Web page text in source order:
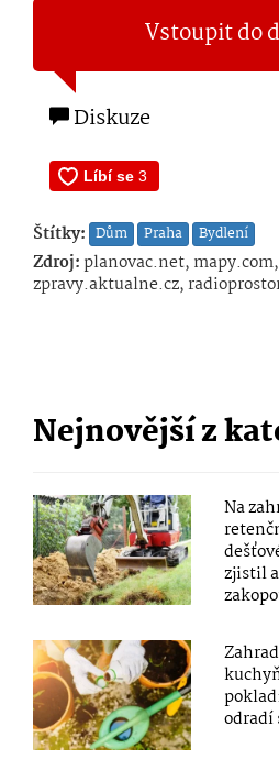
Vstoupit do
Diskuze
Štítky: Dům Praha Bydlení
Zdroj: planovac.net,
zpravy.aktualne.cz,
Nejnovější z
Na
zjistil
odradí